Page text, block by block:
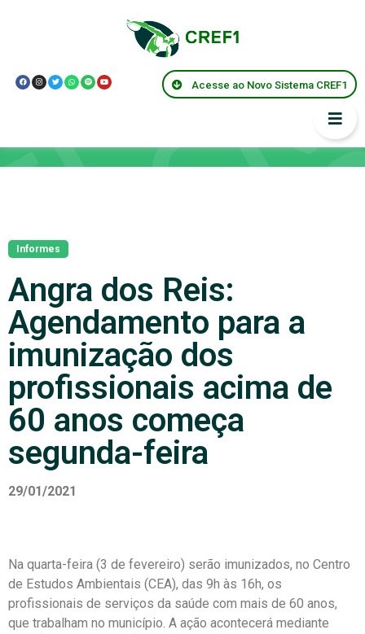
Acesse ao Novo Sistema CREF1
Informes
Angra dos Reis:
Agendamento para a
imunização dos
profissionais acima de
60 anos começa
segunda-feira
29/01/2021
Na quarta-feira (3 de fevereiro) serão imunizados, no Centro
de Estudos Ambientais (CEA), das 9h às 16h, os
profissionais de serviços da saúde com mais de 60 anos,
que trabalham no município. A ação acontecerá mediante